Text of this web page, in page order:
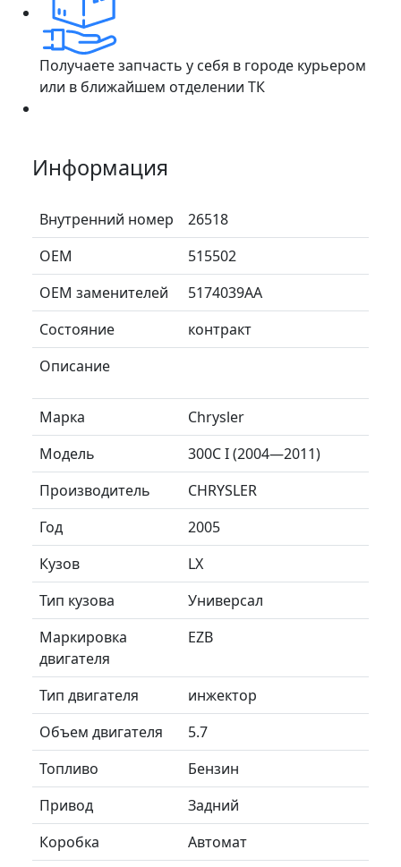
Получаете запчасть у себя в городе курьером
или в ближайшем отделении ТК
Информация
Внутренний номер
26518
ОЕМ
515502
ОЕМ заменителей
5174039AA
Состояние
контракт
Описание
Марка
Chrysler
Модель
300C I (2004—2011)
Производитель
CHRYSLER
Год
2005
Кузов
LX
Тип кузова
Универсал
Маркировка
двигателя
EZB
Тип двигателя
инжектор
Объем двигателя
5.7
Топливо
Бензин
Привод
Задний
Коробка
Автомат